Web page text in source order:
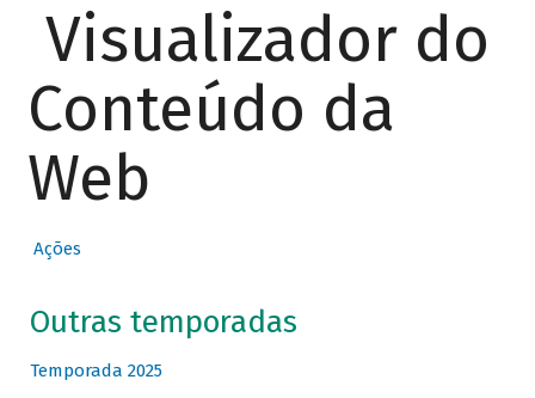
Visualizador do
Conteúdo da
Web
Ações
Outras temporadas
Temporada 2025